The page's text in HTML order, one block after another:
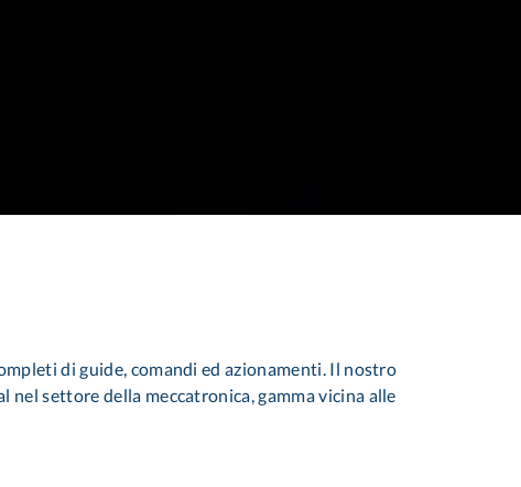
di guide, comandi ed azionamenti. Il nostro
nel settore della meccatronica, gamma vicina alle